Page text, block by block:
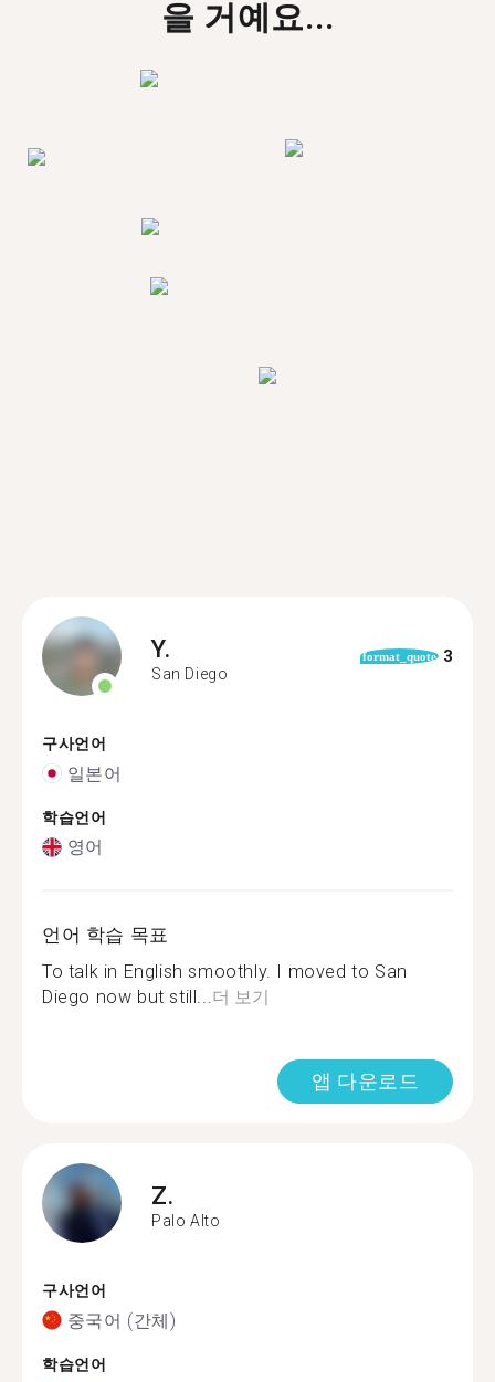
을 거예요...
Y.
San Diego
format_quote 3
구사언어
일본어
학습언어
영어
언어 학습 목표
To talk in English smoothly. I moved to San
Diego now but still...더 보기
앱 다운로드
Z.
Palo Alto
구사언어
중국어 (간체)
학습언어